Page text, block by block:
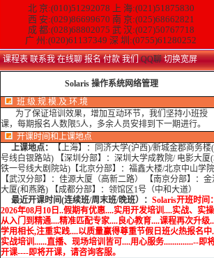
北 京:(010)51292078
上 海:(021)51875830
西 安:(029)86699670 南 京:(025)68662821
成 都:(028)68802075 武 汉:(027)50767718
广 州:(020)61137349 深 圳:(0755)61280252
课程表 联系我 在线聊 报名 付款 我们 QQ聊切换宽屏
Solaris 操作系统网络管理
班.级.规.模.及.环.境
为了保证培训效果，增加互动环节，我们坚持小班授
课，每期报名人数限5人，多余人员安排到下一期进行。
开课时间和上课地点
上课地点：
【上海】：同济大学(沪西)/新城金郡商务楼
号线白银路站) 【深圳分部】：深圳大学成教院/ 电影大厦
铁一号线大剧院站)【北京分部】：福鑫大楼/北京中山学院
【武汉分部】：佳源大厦（高新二路） 【南京分部】：金
大厦(和燕路) 【成都分部】：领馆区1号（中和大道）
最近开课时间(连续班/周末班/晚班）： Solaris开班时间：
2026年08月10日..假期有优惠....实用开发培训....实战、实
从入门到精通....精准匹配专家....良心教育....课程再次升级
学用相长,注重实践....以质量赢得尊重节假日班火热报名中
实战培训......直播、现场培训皆可....用心服务..............--即
开课----即将开课，请咨询客服。